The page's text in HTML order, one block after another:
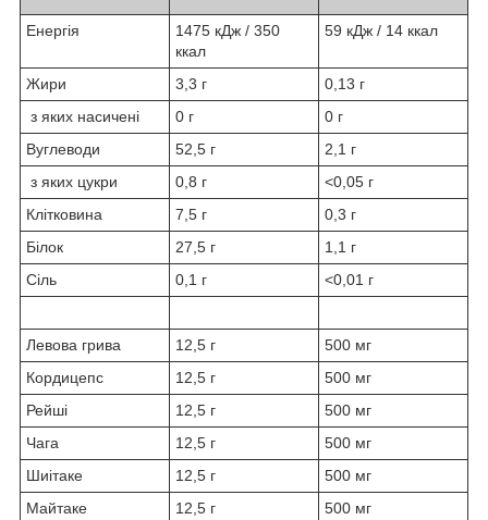
Енергія
1475 кДж / 350
ккал
59 кДж / 14 ккал
Жири 3,3 г
0,13 г
з яких насичені
0 г
0 г
Вуглеводи
52,5 г
2,1 г
з яких цукри
0,8 г
<0,05 г
Клітковина
7,5 г
0,3 г
Білок
27,5 г
1,1 г
Сіль
0,1 г <0,01 г
Левова грива 12,5 г
500 мг
Кордицепс
12,5 г
500 мг
Рейші
12,5 г
500 мг
Чага
12,5 г
500 мг
Шиітаке
12,5 г
500 мг
Майтаке
12,5 г
500 мг